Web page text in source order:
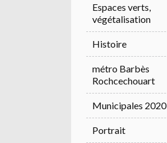
Espaces verts,
végétalisation
Histoire
métro Barbès
Rochcechouart
Municipales 2020
Portrait